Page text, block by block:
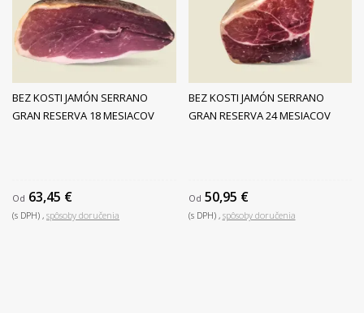
BEZ KOSTI JAMÓN SERRANO
GRAN RESERVA 18 MESIACOV
Od 63,45 €
(s DPH) spôsoby doručenia
BEZ KOSTI JAMÓN SERRANO
GRAN RESERVA 24 MESIACOV
Od 50,95 €
(s DPH) spôsoby doručenia